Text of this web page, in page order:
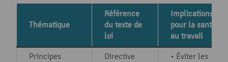
Thématique
Référence
du texte de
loi
Implications
pour la santé
au travail
Principes
Directive
• Éviter les